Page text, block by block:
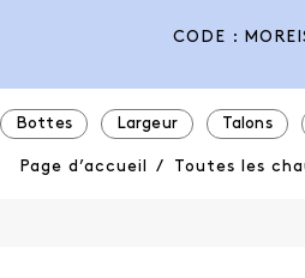
CODE :
Bottes Largeur Talons
Page d’accueil / Toutes les